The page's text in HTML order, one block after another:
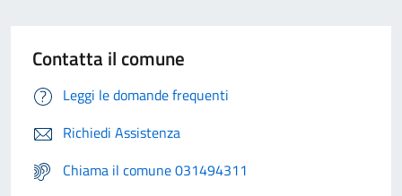
Contatta il comune
Leggi le domande frequenti
Richiedi Assistenza
Chiama il comune 031494311